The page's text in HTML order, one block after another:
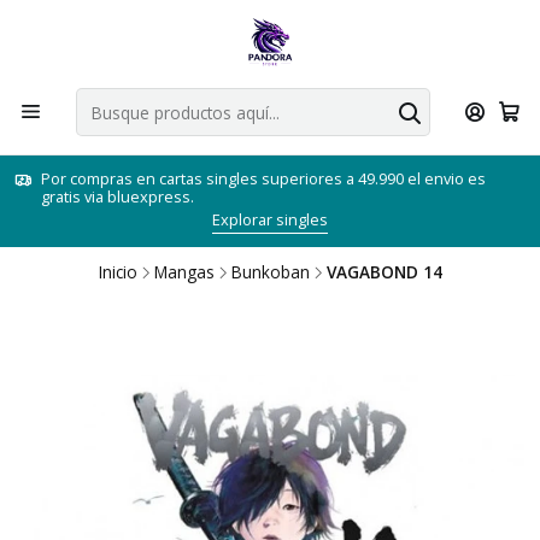
Por compras en cartas singles superiores a 49.990 el envio es
gratis via bluexpress.
Explorar singles
Inicio Mangas Bunkoban VAGABOND 14